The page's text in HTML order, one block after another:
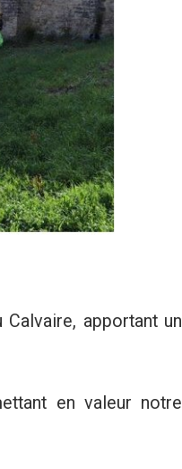
apportant un
en valeur notre